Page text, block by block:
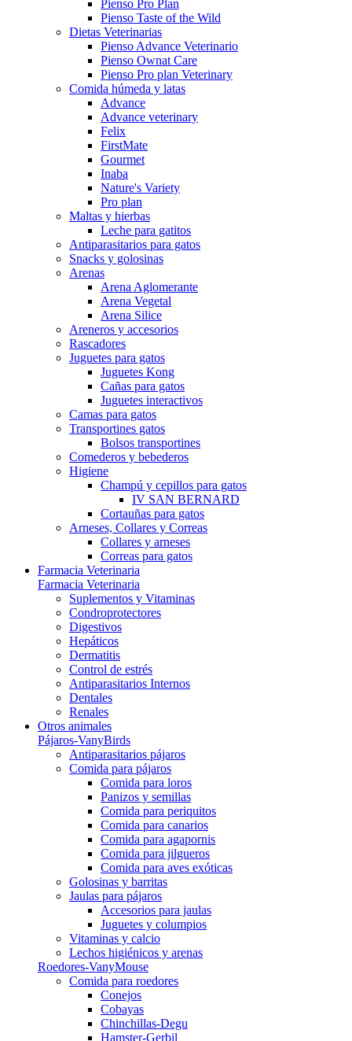
Pienso Pro Plan
Pienso Taste of the Wild
Dietas Veterinarias
Pienso Advance Veterinario
Pienso Ownat Care
Pienso Pro plan Veterinary
Comida húmeda y latas
Advance
Advance veterinary
Felix
FirstMate
Gourmet
Inaba
Nature's Variety
Pro plan
Maltas y hierbas
Leche para gatitos
Antiparasitarios para gatos
Snacks y golosinas
Arenas
Arena Aglomerante
Arena Vegetal
Arena Silice
Areneros y accesorios
Rascadores
Juguetes para gatos
Juguetes Kong
Cañas para gatos
Juguetes interactivos
Camas para gatos
Transportines gatos
Bolsos transportines
Comederos y bebederos
Higiene
Champú y cepillos para gatos
IV SAN BERNARD
Cortauñas para gatos
Arneses, Collares y Correas
Collares y arneses
Correas para gatos
Farmacia Veterinaria
Farmacia Veterinaria
Suplementos y Vitaminas
Condroprotectores
Digestivos
Hepáticos
Dermatitis
Control de estrés
Antiparasitarios Internos
Dentales
Renales
Otros animales
Pájaros-VanyBirds
Antiparasitarios pájaros
Comida para pájaros
Comida para loros
Panizos y semillas
Comida para periquitos
Comida para canarios
Comida para agapornis
Comida para jilgueros
Comida para aves exóticas
Golosinas y barritas
Jaulas para pájaros
Accesorios para jaulas
Juguetes y columpios
Vitaminas y calcio
Lechos higiénicos y arenas
Roedores-VanyMouse
Comida para roedores
Conejos
Cobayas
Chinchillas-Degu
Hamster-Gerbil